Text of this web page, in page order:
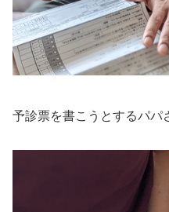
予診票を書こうとするパパ